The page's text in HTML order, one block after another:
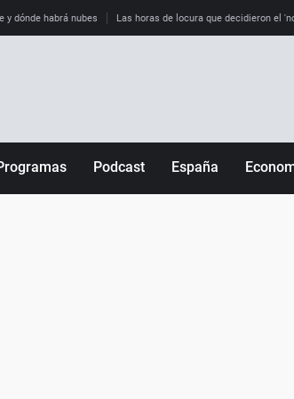
y dónde habrá nubes Las horas de locura que decidieron el
Podcast España